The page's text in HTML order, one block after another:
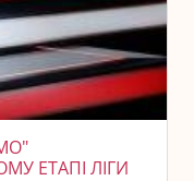
ЕТАПІ ЛІГИ